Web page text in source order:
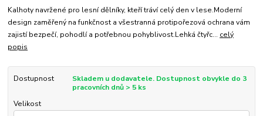
Kalhoty navržené pro lesní dělníky, kteří tráví celý den v lese.Moderní
design zaměřený na funkčnost a všestranná protipořezová ochrana vám
zajistí bezpečí, pohodlí a potřebnou pohyblivost.Lehká čtyřc... celý
popis
Dostupnost
Skladem u dodavatele. Dostupnost obvykle do 3
pracovních dnů > 5 ks
Velikost